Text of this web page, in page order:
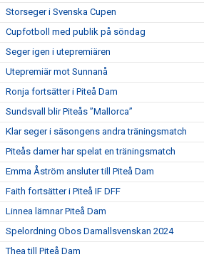
Storseger i Svenska Cupen
Cupfotboll med publik på söndag
Seger igen i utepremiären
Utepremiär mot Sunnanå
Ronja fortsätter i Piteå Dam
Sundsvall blir Piteås ”Mallorca”
Klar seger i säsongens andra träningsmatch
Piteås damer har spelat en träningsmatch
Emma Åström ansluter till Piteå Dam
Faith fortsätter i Piteå IF DFF
Linnea lämnar Piteå Dam
Spelordning Obos Damallsvenskan 2024
Thea till Piteå Dam